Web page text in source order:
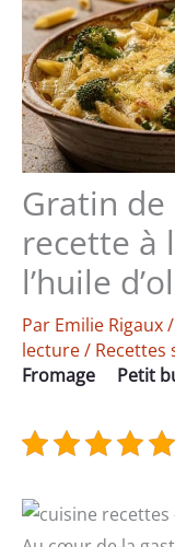
Gratin
recette à
l’huile
Par Emilie Rigaux/
lecture/ Recettes
Fromage
Petit